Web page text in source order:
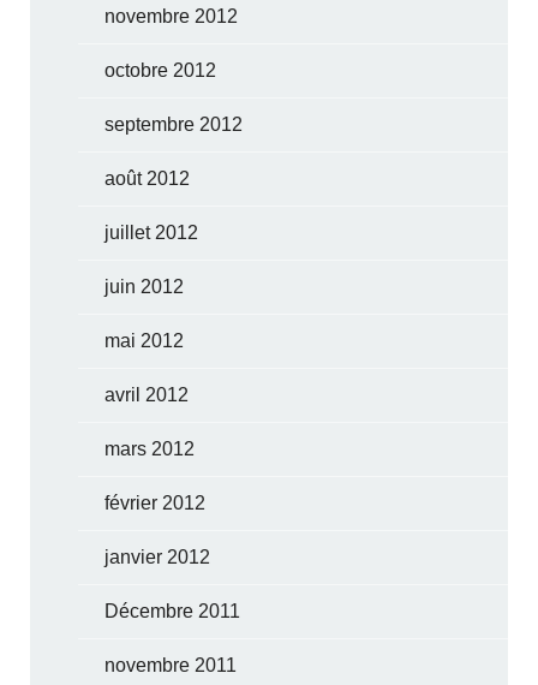
novembre 2012
octobre 2012
septembre 2012
août 2012
juillet 2012
juin 2012
mai 2012
avril 2012
mars 2012
février 2012
janvier 2012
Décembre 2011
novembre 2011